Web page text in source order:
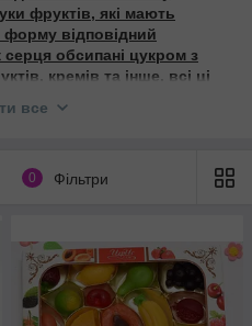
фруктів, які мають
форму відповідний
обсипані цукром з
кремів та інше, всі ці
вашим брендом і дизайном,
ваше технічне завдання або
все
0 Фільтри